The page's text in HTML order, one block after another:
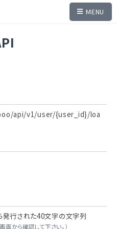
MENU
api/v1/user/{user_id}/loa
行された40文字の文字列
面から確認して下さい。）